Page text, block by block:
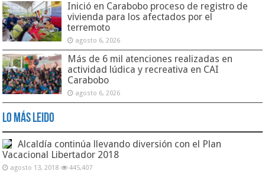
Inició en Carabobo proceso de registro de
vivienda para los afectados por el
terremoto
agosto 6, 2026
Más de 6 mil atenciones realizadas en
actividad lúdica y recreativa en CAI
Carabobo
agosto 6, 2026
Lo Más Leido
Alcaldía continúa llevando diversión con el Plan
Vacacional Libertador 2018
agosto 13, 2018 445,407